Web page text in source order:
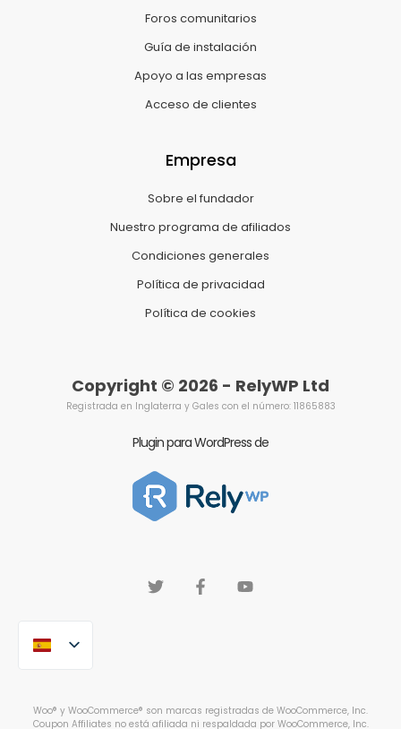
Foros comunitarios
Guía de instalación
Apoyo a las empresas
Acceso de clientes
Empresa
Sobre el fundador
Nuestro programa de afiliados
Condiciones generales
Política de privacidad
Política de cookies
Copyright © 2026 - RelyWP Ltd
Registrada en Inglaterra y Gales con el número: 11865883
Plugin para WordPress de
Woo® y WooCommerce® son marcas registradas de WooCommerce, Inc.
Coupon Affiliates no está afiliada ni respaldada por WooCommerce, Inc.